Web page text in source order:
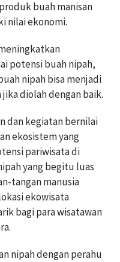
buah manisan
nilai ekonomi.
potensi buah nipah,
nipah bisa menjadi
diolah dengan baik.
dan kegiatan bernilai
ekosistem yang
pariwisata di
yang begitu luas
tangan manusia
ekowisata
bagi para wisatawan
nipah dengan perahu